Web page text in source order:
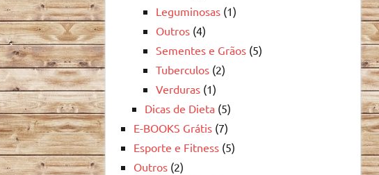
Leguminosas (1)
Outros (4)
Sementes e Grãos (5)
Tuberculos (2)
Verduras (1)
Dicas de Dieta (5)
E-BOOKS Grátis (7)
Esporte e Fitness (5)
Outros (2)